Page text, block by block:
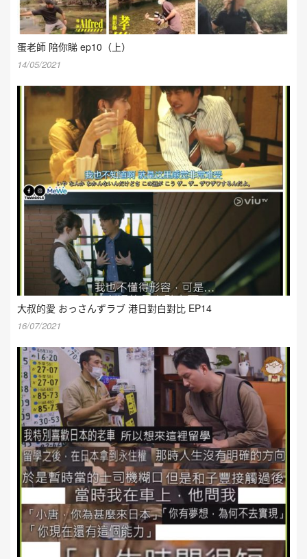
蛋老師 陪你睇 ep10（上）
14/05/2021
大叔的愛 おっさんずラブ 港日對白對比 EP14
16/07/2021